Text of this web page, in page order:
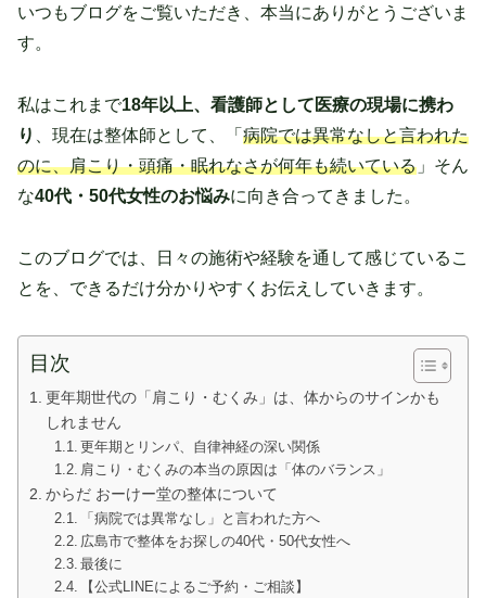
いつもブログをご覧いただき、本当にありがとうございま
す。
私はこれまで18年以上、看護師として医療の現場に携わ
り
、現在は整体師として、「 病院では異常なしと言われた
のに、肩こり・頭痛・眠れなさが何年も続いている 」そん
な40代・50代女性のお悩みに向き合ってきました。
このブログでは、日々の施術や経験を通して感じているこ
とを、できるだけ分かりやすくお伝えしていきます。
目次
更年期世代の「肩こり・むくみ」は、体からのサインかも
しれません
更年期とリンパ、自律神経の深い関係
肩こり・むくみの本当の原因は「体のバランス」
からだ おーけー堂の整体について
「病院では異常なし」と言われた方へ
広島市で整体をお探しの40代・50代女性へ
最後に
【公式LINEによるご予約・ご相談】